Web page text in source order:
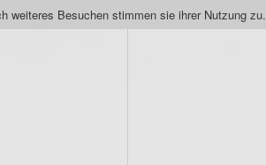
weiteres Besuchen stimmen sie ihrer Nutzung zu.